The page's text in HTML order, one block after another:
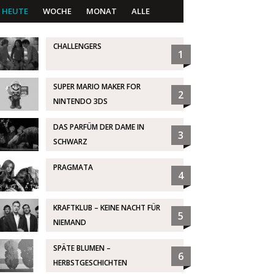
HEUTE WOCHE MONAT ALLE
CHALLENGERS
1
SUPER MARIO MAKER FOR
NINTENDO 3DS
2
DAS PARFÜM DER DAME IN
SCHWARZ
3
PRAGMATA
4
KRAFTKLUB – KEINE NACHT FÜR
NIEMAND
5
SPÄTE BLUMEN –
HERBSTGESCHICHTEN
6